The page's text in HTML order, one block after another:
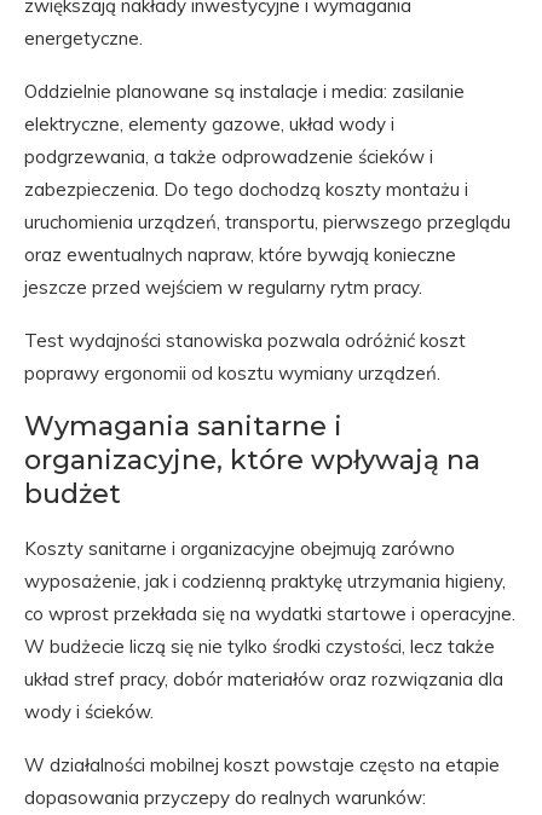
zwiększają nakłady inwestycyjne i wymagania
energetyczne.
Oddzielnie planowane są instalacje i media: zasilanie
elektryczne, elementy gazowe, układ wody i
podgrzewania, a także odprowadzenie ścieków i
zabezpieczenia. Do tego dochodzą koszty montażu i
uruchomienia urządzeń, transportu, pierwszego przeglądu
oraz ewentualnych napraw, które bywają konieczne
jeszcze przed wejściem w regularny rytm pracy.
Test wydajności stanowiska pozwala odróżnić koszt
poprawy ergonomii od kosztu wymiany urządzeń.
Wymagania sanitarne i
organizacyjne, które wpływają na
budżet
Koszty sanitarne i organizacyjne obejmują zarówno
wyposażenie, jak i codzienną praktykę utrzymania higieny,
co wprost przekłada się na wydatki startowe i operacyjne.
W budżecie liczą się nie tylko środki czystości, lecz także
układ stref pracy, dobór materiałów oraz rozwiązania dla
wody i ścieków.
W działalności mobilnej koszt powstaje często na etapie
dopasowania przyczepy do realnych warunków: